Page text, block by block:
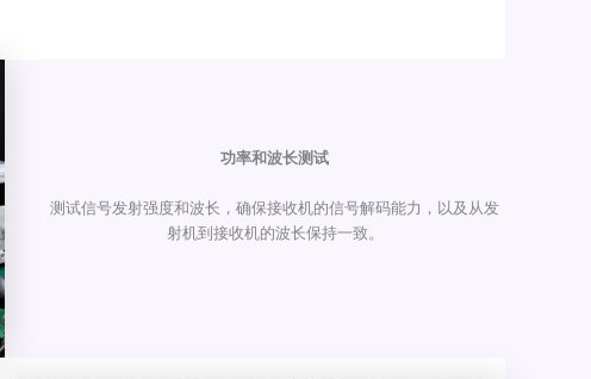
功率和波长测试
测试信号发射强度和波长，确保接收机的信号解码能力，以及从发
射机到接收机的波长保持一致。